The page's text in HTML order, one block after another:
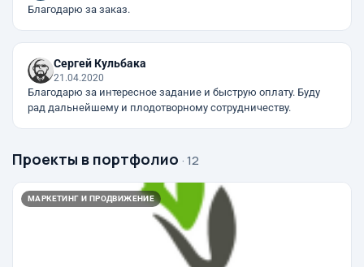
Благодарю за заказ.
Сергей Кульбака
21.04.2020
Благодарю за интересное задание и быструю оплату. Буду
рад дальнейшему и плодотворному сотрудничеству.
Проекты в портфолио · 12
МАРКЕТИНГ И ПРОДВИЖЕНИЕ